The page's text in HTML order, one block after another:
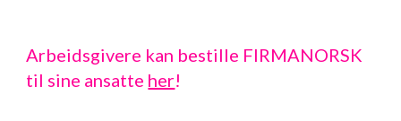
Arbeidsgivere kan bestille FIRMANORSK
til sine ansatte her!